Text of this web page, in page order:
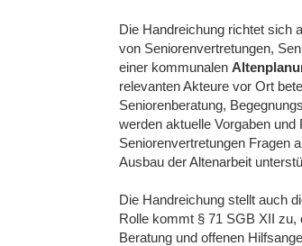
Die Handreichung richtet sich
von Seniorenvertretungen,
einer kommunalen
relevanten Akteure vor Ort
Seniorenberatung,
werden aktuelle Vorgaben
Seniorenvertretungen Fragen
Ausbau der Altenarbeit
Die Handreichung stellt auch
Rolle kommt § 71 SGB XII
Beratung und offenen